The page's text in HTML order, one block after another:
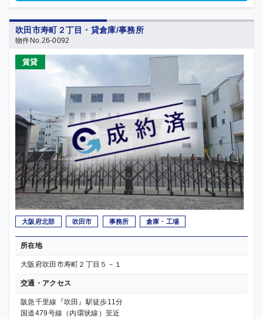
吹田市寿町２丁目・貸倉庫/事務所
物件No.26-0092
賃貸
大阪府北部 吹田市 事務所 倉庫・工場
所在地
大阪府吹田市寿町２丁目５－１
交通・アクセス
阪急千里線『吹田』駅徒歩11分
国道479号線（内環状線）至近